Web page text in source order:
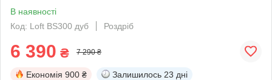
В наявності
Код: Loft BS300 дуб
Роздріб
6 390 ₴ 7 290 ₴
Економія 900 ₴ Залишилось 23 дні